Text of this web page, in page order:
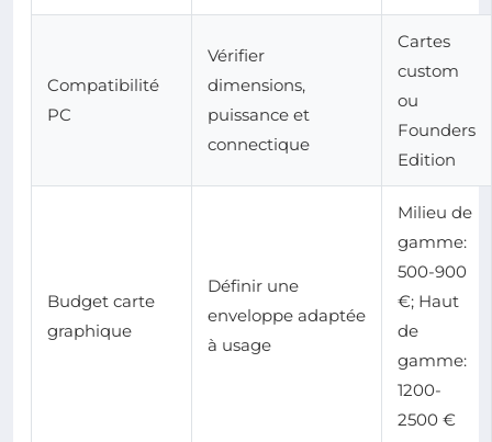
Compatibilité
PC
Vérifier
dimensions,
puissance et
connectique
Cartes
custom
ou
Founders
Edition
Budget carte
graphique
Définir une
enveloppe adaptée
à usage
Milieu de
gamme:
500-900
€; Haut
de
gamme:
1200-
2500 €